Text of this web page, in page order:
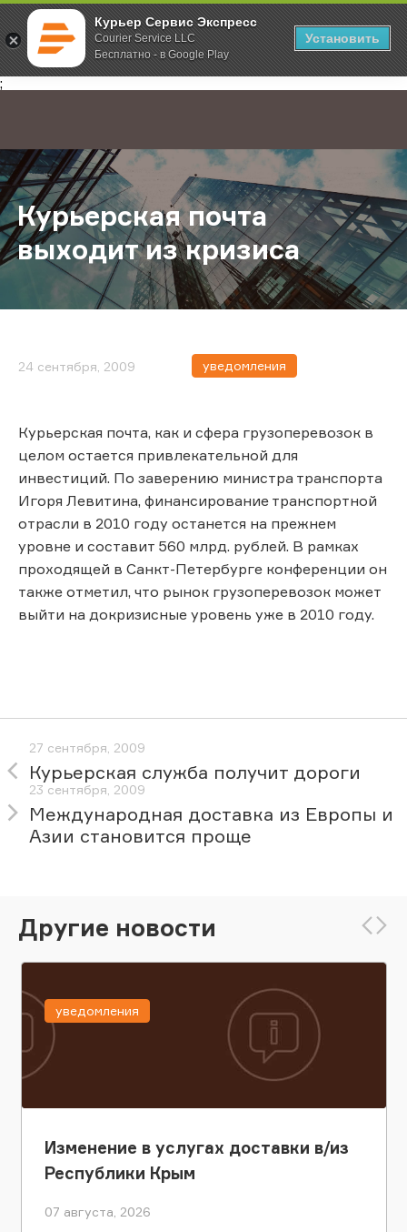
Курьер Сервис Экспресс
Courier Service LLC
Бесплатно - в Google Play
Установить
;
Главная О компании Новости Курьерская почта выходит из
Курьерская почта
выходит из кризиса
24 сентября, 2009 уведомления
Курьерская почта, как и сфера грузоперевозок в
целом остается привлекательной для
инвестиций. По заверению министра транспорта
Игоря Левитина, финансирование транспортной
отрасли в 2010 году останется на прежнем
уровне и составит 560 млрд. рублей. В рамках
проходящей в Санкт-Петербурге конференции он
также отметил, что рынок грузоперевозок может
выйти на докризисные уровень уже в 2010 году.
27 сентября, 2009
Курьерская служба получит дороги
23 сентября, 2009
Международная доставка из Европы и
Азии становится проще
Другие новости
Изменение в услугах доставки в/из
Республики Крым
07 августа, 2026
уведомления